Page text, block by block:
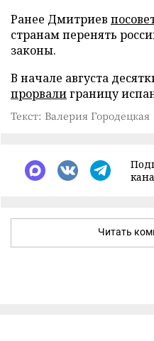
Ранее Дмитриев
странам перенять
законы.
В начале августа
прорвалиграницу
Текст: Валерия Городецкая
Читать